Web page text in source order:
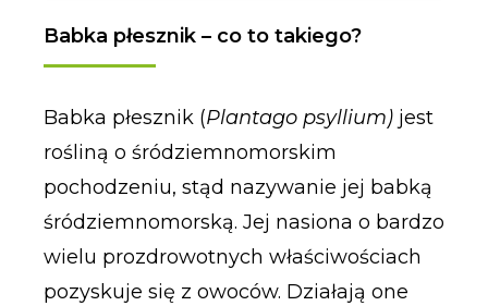
Babka płesznik – co to takiego?
Babka płesznik (Plantago psyllium) jest
rośliną o śródziemnomorskim
pochodzeniu, stąd nazywanie jej babką
śródziemnomorską. Jej nasiona o bardzo
wielu prozdrowotnych właściwościach
pozyskuje się z owoców. Działają one